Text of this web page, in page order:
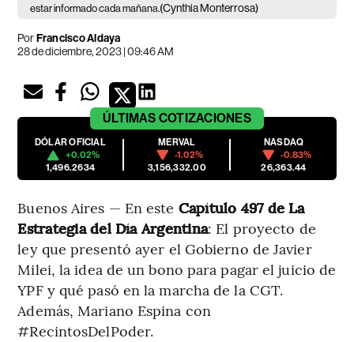
estar informado cada mañana.(Cynthia Monterrosa)
PorFrancisco Aldaya
28 de diciembre, 2023 | 09:46 AM
ÚLTIMAS COTIZACIONES
DÓLAR OFICIAL
+0.02%
1,496.2634
MERVAL
-1.02%
3,156,332.00
NASDAQ
-0.83%
26,363.44
Buenos Aires — En este Capítulo 497 de La
Estrategia del Día Argentina: El proyecto de
ley que presentó ayer el Gobierno de Javier
Milei, la idea de un bono para pagar el juicio de
YPF y qué pasó en la marcha de la CGT.
Además, Mariano Espina con
#RecintosDelPoder.